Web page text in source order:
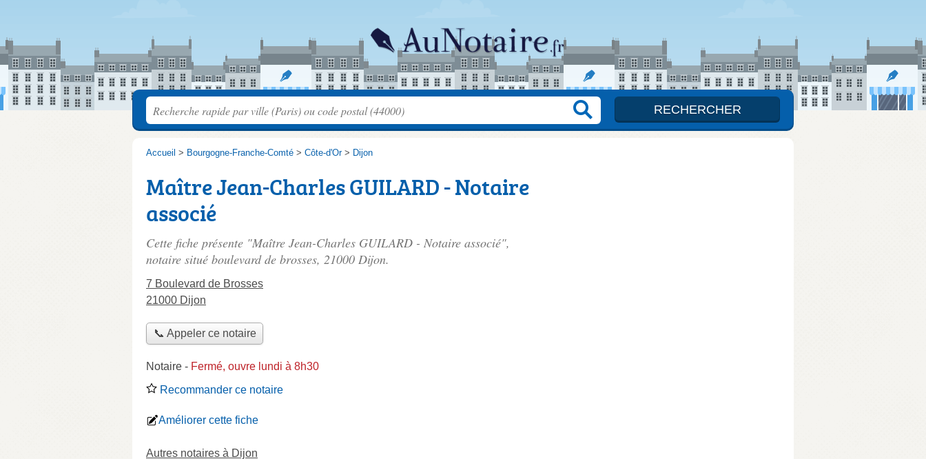
Accueil > Bourgogne-Franche-Comté > Côte-d'Or> Dijon
Maître Jean-Charles GUILARD - Notaire
associé
Cette fiche présente "Maître Jean-Charles GUILARD - Notaire associé",
notaire situé boulevard de brosses, 21000 Dijon.
7 Boulevard de Brosses
21000 Dijon
📞 Appeler ce notaire
Notaire - Fermé, ouvre lundi à 8h30
Recommander ce notaire
Améliorer cette fiche
Autres notaires à Dijon